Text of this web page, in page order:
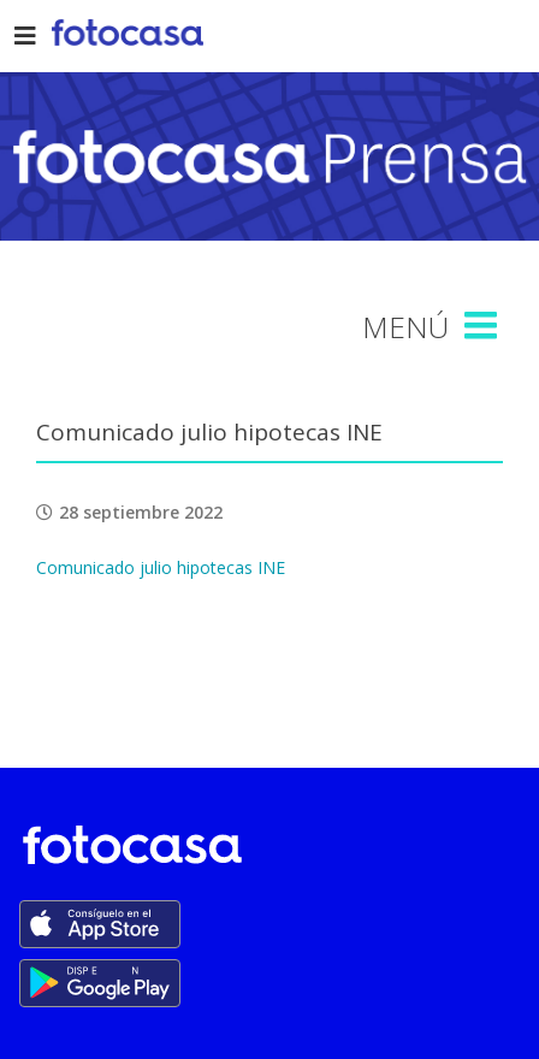
to
content
Comunicado julio hipotecas INE
28 septiembre 2022
Comunicado julio hipotecas INE